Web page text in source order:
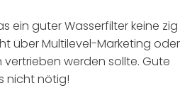
ein guter Wasserfilter keine zig
über Multilevel-Marketing oder
vertrieben werden sollte. Gute
nicht nötig!